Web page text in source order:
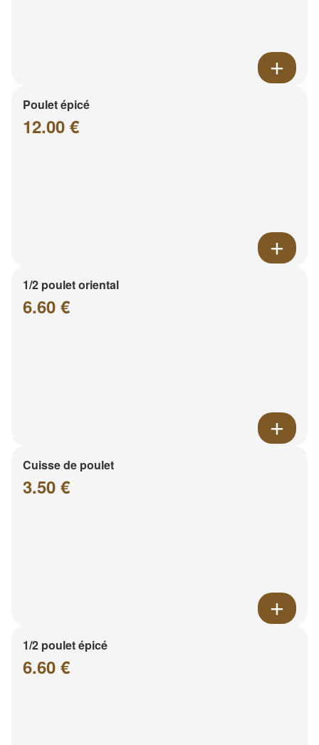
Poulet épicé
12.00 €
1/2 poulet oriental
6.60 €
Cuisse de poulet
3.50 €
1/2 poulet épicé
6.60 €